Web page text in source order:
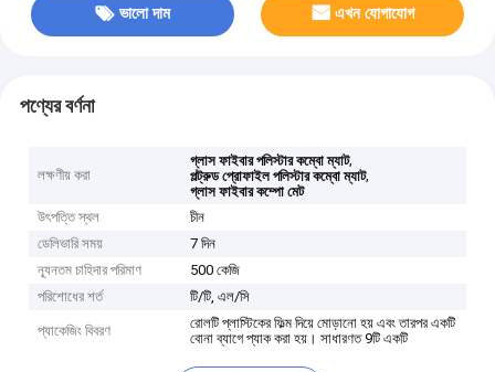
ভালো দাম এখন যোগাযোগ
পণ্যের বর্ণনা
লক্ষণীয় করা
গ্লাস ফাইবার পলিস্টার কম্বো ম্যাট,
পল্ট্রুড প্রোফাইল পলিস্টার কম্বো ম্যাট,
গ্লাস ফাইবার কম্পো মেট
উৎপত্তি স্থল
চীন
ডেলিভারি সময়
7 দিন
ন্যূনতম চাহিদার পরিমাণ
500 কেজি
পরিশোধের শর্ত
টি/টি, এল/সি
প্যাকেজিং বিবরণ
রোলটি প্লাস্টিকের ফিল্ম দিয়ে মোড়ানো হয় এবং তারপর একটি
বোনা ব্যাগে প্যাক করা হয়। সাধারণত 9টি একটি